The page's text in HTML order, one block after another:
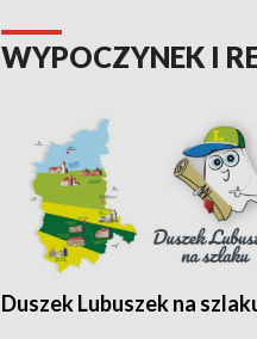
WYPOCZYNEK I
Duszek Lubuszek na